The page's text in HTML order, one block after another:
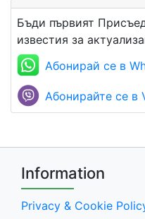
Бъди първият
известия за
Абонирай се в
Абонирайте се в
Information
Privacy & Cookie